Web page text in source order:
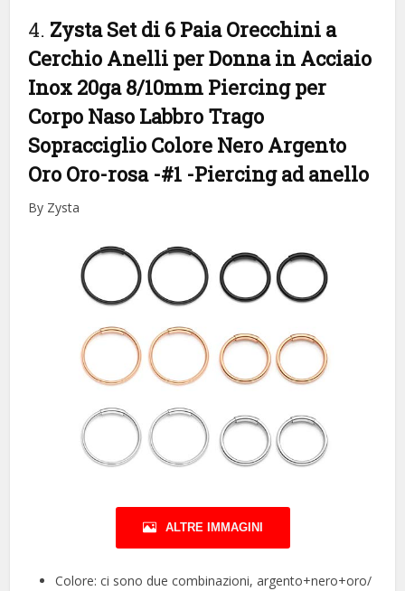
4. Zysta Set di 6 Paia Orecchini a
Cerchio Anelli per Donna in Acciaio
Inox 20ga 8/10mm Piercing per
Corpo Naso Labbro Trago
Sopracciglio Colore Nero Argento
Oro Oro-rosa -#1 -Piercing ad anello
By Zysta
ALTRE IMMAGINI
Colore: ci sono due combinazioni, argento+nero+oro/